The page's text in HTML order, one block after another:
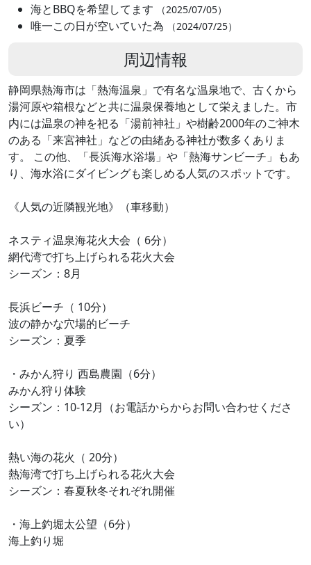
海とBBQを希望してます （2025/07/05）
唯一この日が空いていた為 （2024/07/25）
周辺情報
静岡県熱海市は「熱海温泉」で有名な温泉地で、古くから
湯河原や箱根などと共に温泉保養地として栄えました。市
内には温泉の神を祀る「湯前神社」や樹齢2000年のご神木
のある「来宮神社」などの由緒ある神社が数多くありま
す。 この他、「長浜海水浴場」や「熱海サンビーチ」もあ
り、海水浴にダイビングも楽しめる人気のスポットです。
《人気の近隣観光地》（車移動）
ネスティ温泉海花火大会（ 6分）
網代湾で打ち上げられる花火大会
シーズン：8月
長浜ビーチ（ 10分）
波の静かな穴場的ビーチ
シーズン：夏季
・みかん狩り 西島農園（6分）
みかん狩り体験
シーズン：10-12月（お電話からからお問い合わせくださ
い）
熱い海の花火（ 20分）
熱海湾で打ち上げられる花火大会
シーズン：春夏秋冬それぞれ開催
・海上釣堀太公望（6分）
海上釣り堀